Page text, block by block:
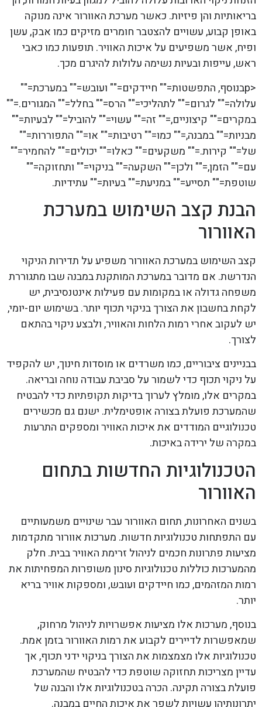
בריאותיות והן פיזיות. כאשר מערכת האוורור אינה מנוקה
באופן קבוע, עשויים להצטבר חומרים מזיקים כמו אבק, עשן
ופיח, אשר משפיעים על איכות האוויר. תופעות כמו כאבי
ראש, עייפות ובעיות נשימה עלולות להיגרם מכך.
<pבנוסף, התפשטות="" חיידקים="" ועובש="" במערכת=""
עלולה="" לגרום="" לתהליכי="" הרס="" בחלל="" המגורים.=""
במקרים="" קיצוניים,="" זה="" עשוי="" להוביל="" לבעיות=""
מבניות="" במבנה,="" כמו="" רטיבות="" או="" התפוררות=""
של="" קירות.="" משקעים="" כאלו="" יכולים="" להחמיר=""
עם="" הזמן,="" ולכן="" השקעה="" בניקוי="" ותחזוקה=""
שוטפת="" תסייע="" במניעת="" בעיות="" עתידיות.
הבנת קצב השימוש במערכת
האוורור
קצב השימוש במערכת האוורור משפיע על תדירות הניקוי
הנדרשת. אם מדובר במערכת המותקנת במבנה שבו מתגוררת
משפחה גדולה או במקומות עם פעילות אינטנסיבית, יש
לקחת בחשבון את הצורך בניקוי תכוף יותר. בשימוש יום-יומי,
יש לעקוב אחרי רמות הלחות והאוויר, ולבצע ניקוי בהתאם
לצורך.
בבניינים ציבוריים, כמו משרדים או מוסדות חינוך, יש להקפיד
על ניקוי תכוף כדי לשמור על סביבת עבודה נוחה ובריאה.
במקרים אלו, מומלץ לערוך בדיקות תקופתיות כדי להבטיח
שהמערכת פועלת בצורה אופטימלית. ישנם גם מכשירים
טכנולוגיים המודדים את איכות האוויר ומספקים התרעות
במקרה של ירידה באיכות.
הטכנולוגיות החדשות בתחום
האוורור
בשנים האחרונות, תחום האוורור עבר שינויים משמעותיים
עם התפתחות טכנולוגיות חדשות. מערכות אוורור מתקדמות
מציעות פתרונות חכמים לניהול זרימת האוויר בבית. חלק
מהמערכות כוללות טכנולוגיות סינון משופרות המפחיתות את
רמות המזהמים, כמו חיידקים ועובש, ומספקות אוויר בריא
יותר.
בנוסף, מערכות אלו מציעות אפשרויות לניהול מרחוק,
שמאפשרות לדיירים לקבוע את רמות האוורור בזמן אמת.
טכנולוגיות אלו מצמצמות את הצורך בניקוי ידני תכוף, אך
עדיין מצריכות תחזוקה שוטפת כדי להבטיח שהמערכת
פועלת בצורה תקינה. הכרה בטכנולוגיות אלו והבנה של